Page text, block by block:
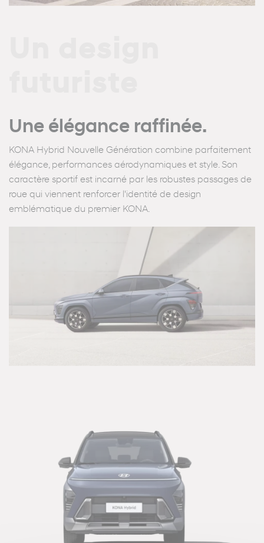
Une élégance raffinée.
KONA Hybrid Nouvelle Génération combine parfaitement
élégance, performances aérodynamiques et style. Son
caractère sportif est incarné par les robustes passages de
roue qui viennent renforcer l'identité de design
emblématique du premier KONA.